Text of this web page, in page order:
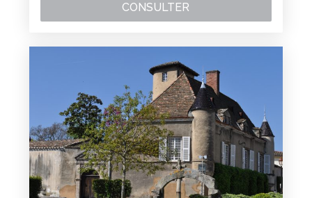
CONSULTER